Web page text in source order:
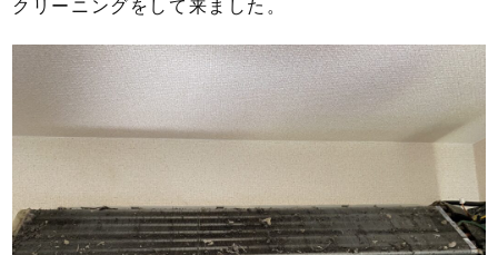
クリーニングをして来ました。